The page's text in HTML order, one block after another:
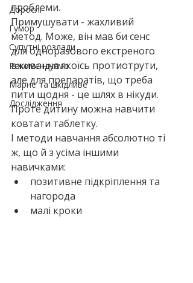
Дорослі
Гумор
Супутні розлади
Рекомендуємо
Марне та шкідливе
Дослідження
проблеми.
Примушувати - жахливий
метод. Може, він мав би сенс
для одноразового екстреного
вживання якоїсь протиотрути,
але для препаратів, що треба
пити щодня - це шлях в нікуди.
Проте дитину можна навчити
ковтати таблетку.
І методи навчання абсолютно ті
ж, що й з усіма іншими
навичками:
позитивне підкріплення та
нагорода
малі кроки